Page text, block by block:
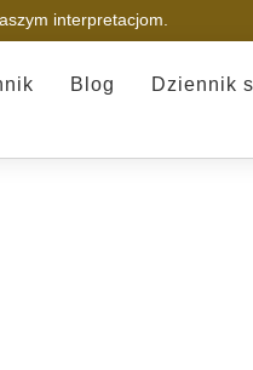
interpretacjom.
Blog Dziennik